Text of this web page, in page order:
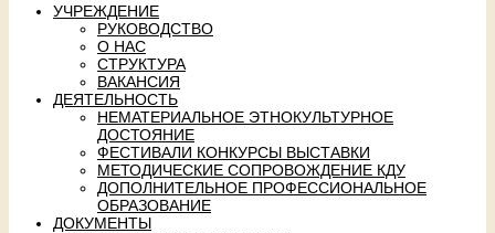
УЧРЕЖДЕНИЕ
РУКОВОДСТВО
О НАС
СТРУКТУРА
ВАКАНСИЯ
ДЕЯТЕЛЬНОСТЬ
НЕМАТЕРИАЛЬНОЕ ЭТНОКУЛЬТУРНОЕ
ДОСТОЯНИЕ
ФЕСТИВАЛИ КОНКУРСЫ ВЫСТАВКИ
МЕТОДИЧЕСКИЕ СОПРОВОЖДЕНИЕ КДУ
ДОПОЛНИТЕЛЬНОЕ ПРОФЕССИОНАЛЬНОЕ
ОБРАЗОВАНИЕ
ДОКУМЕНТЫ